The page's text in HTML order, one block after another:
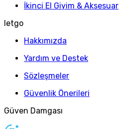
İkinci El Giyim & Aksesuar
letgo
Hakkımızda
Yardım ve Destek
Sözleşmeler
Güvenlik Önerileri
Güven Damgası